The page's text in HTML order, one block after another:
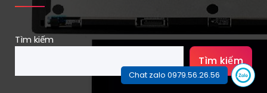
Tìm kiếm
Tìm kiếm
Chat zalo 0979.56.26.56